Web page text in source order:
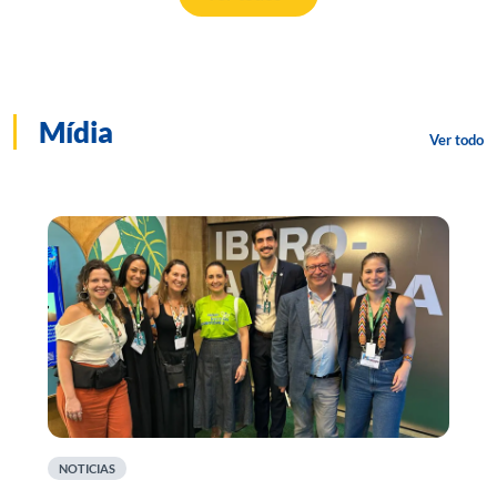
Mídia Ver todo
NOTICIAS